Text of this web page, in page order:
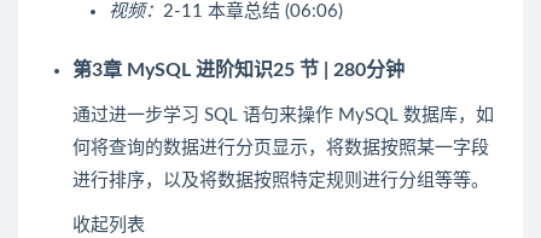
视频： 2-11 本章总结 (06:06)
第3章 MySQL 进阶知识25 节 | 280分钟
通过进一步学习 SQL 语句来操作 MySQL 数据库，如
何将查询的数据进行分页显示，将数据按照某一字段
进行排序，以及将数据按照特定规则进行分组等等。
收起列表